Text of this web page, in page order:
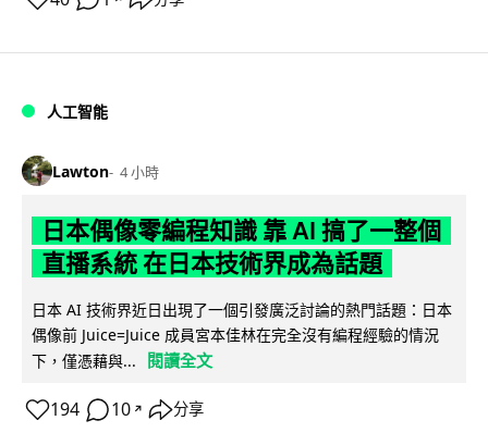
人工智能
Lawton 4 小時
日本偶像零編程知識 靠 AI 搞了一整個
直播系統 在日本技術界成為話題
日本 AI 技術界近日出現了一個引發廣泛討論的熱門話題：日本
偶像前 Juice=Juice 成員宮本佳林在完全沒有編程經驗的情況
下，僅憑藉與...
閱讀全文
194 10 ↗ 分享